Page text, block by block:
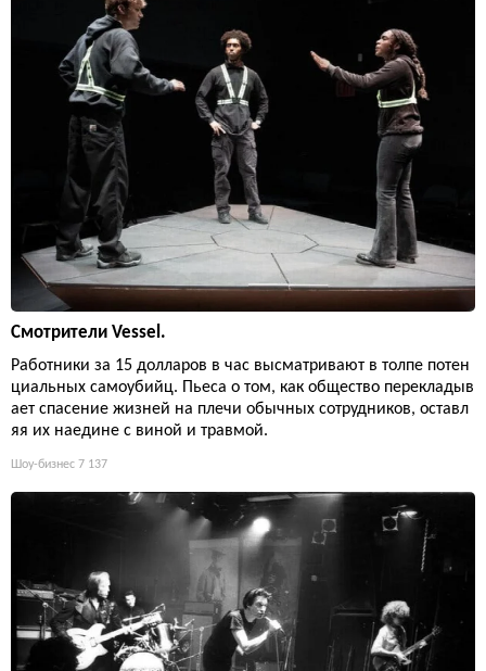
Смотрители Vessel.
Работники за 15 долларов в час высматривают в толпе потен
циальных самоубийц. Пьеса о том, как общество перекладыв
ает спасение жизней на плечи обычных сотрудников, оставл
яя их наедине с виной и травмой.
Шоу-бизнес 7 137